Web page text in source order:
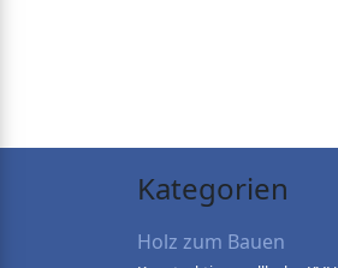
Kategorien
Holz zum Bauen